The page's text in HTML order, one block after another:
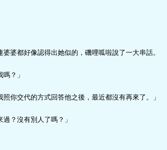
婆都好像認得出她似的，磯哩呱啦說了一大串話。
？」
照你交代的方式回答他之後，最近都沒有再來了。」
？沒有別人了嗎？」